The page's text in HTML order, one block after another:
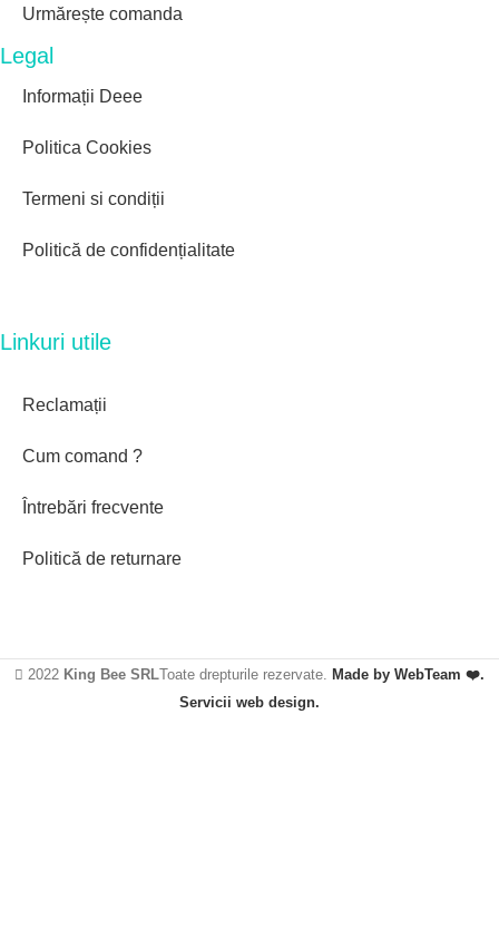
Urmărește comanda
Legal
Informații Deee
Politica Cookies
Termeni si condiții
Politică de confidențialitate
Linkuri utile
Reclamații
Cum comand ?
Întrebări frecvente
Politică de returnare
2022 King Bee SRLToate drepturile rezervate. Made by WebTeam ❤️.
Servicii web design.